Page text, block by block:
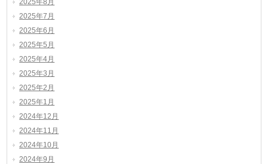
2025年7月
2025年6月
2025年5月
2025年4月
2025年3月
2025年2月
2025年1月
2024年12月
2024年11月
2024年10月
2024年9月